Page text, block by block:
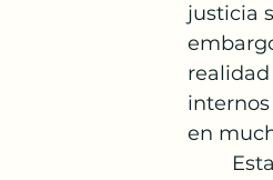
justicia
en